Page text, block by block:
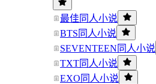
最佳同人小说
BTS同人小说
SEVENTEEN同人小说
TXT同人小说
EXO同人小说